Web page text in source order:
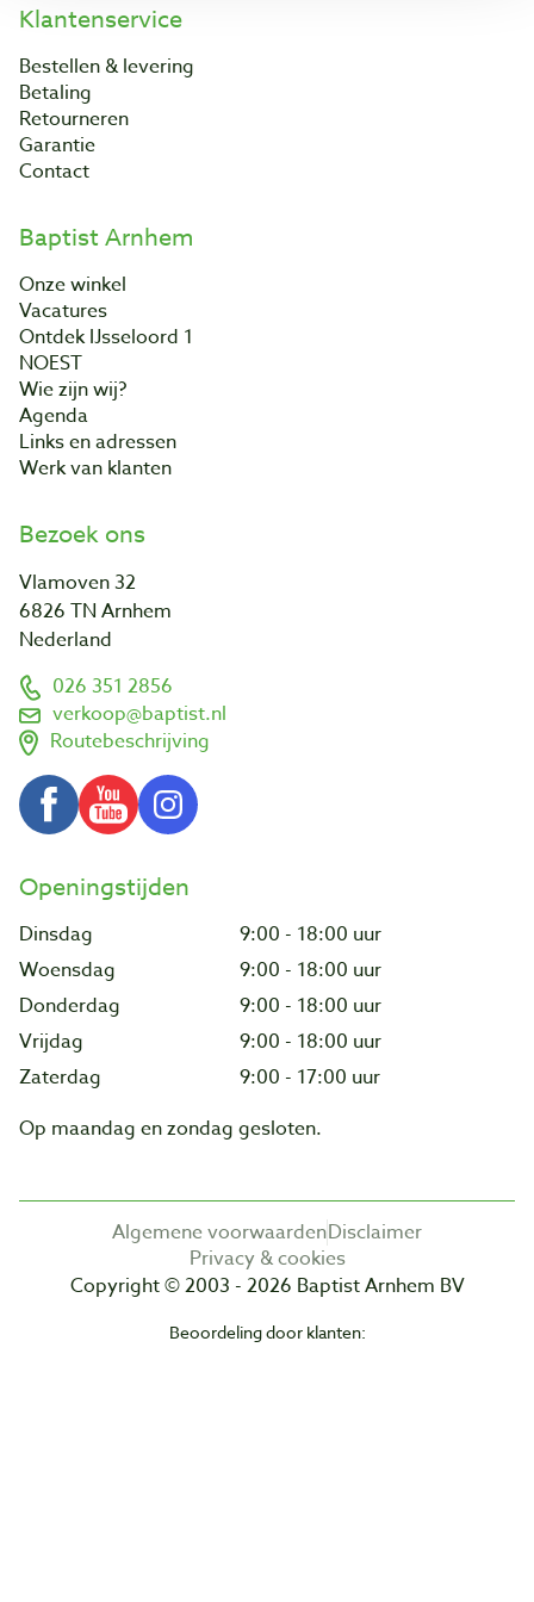
Klantenservice
Bestellen & levering
Betaling
Retourneren
Garantie
Contact
Baptist Arnhem
Onze winkel
Vacatures
Ontdek IJsseloord 1
NOEST
Wie zijn wij?
Agenda
Links en adressen
Werk van klanten
Bezoek ons
Vlamoven 32
6826 TN Arnhem
Nederland
026 351 2856
verkoop@baptist.nl
Routebeschrijving
Openingstijden
Dinsdag
9:00 - 18:00 uur
Woensdag
9:00 - 18:00 uur
Donderdag
9:00 - 18:00 uur
Vrijdag
9:00 - 18:00 uur
Zaterdag
9:00 - 17:00 uur
Op maandag en zondag gesloten.
Algemene voorwaardenDisclaimer
Privacy & cookies
Copyright © 2003 - 2026 Baptist Arnhem BV
Beoordeling door klanten: